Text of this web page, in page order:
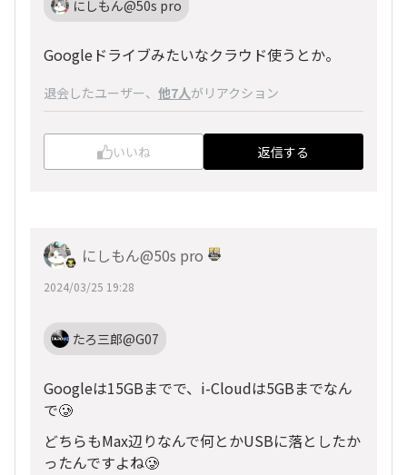
にしもん@50s pro
Googleドライブみたいなクラウド使うとか。
退会したユーザー、 他7人がリアクション
いいね 返信する
にしもん@50s pro
2024/03/25 19:28
たろ三郎@G07
Googleは15GBまでで、i-Cloudは5GBまでなん
で🥲
どちらもMax辺りなんで何とかUSBに落としたか
ったんですよね🥲